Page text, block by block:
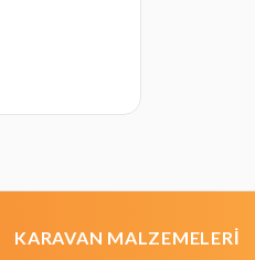
KARAVAN MALZEMELERİ